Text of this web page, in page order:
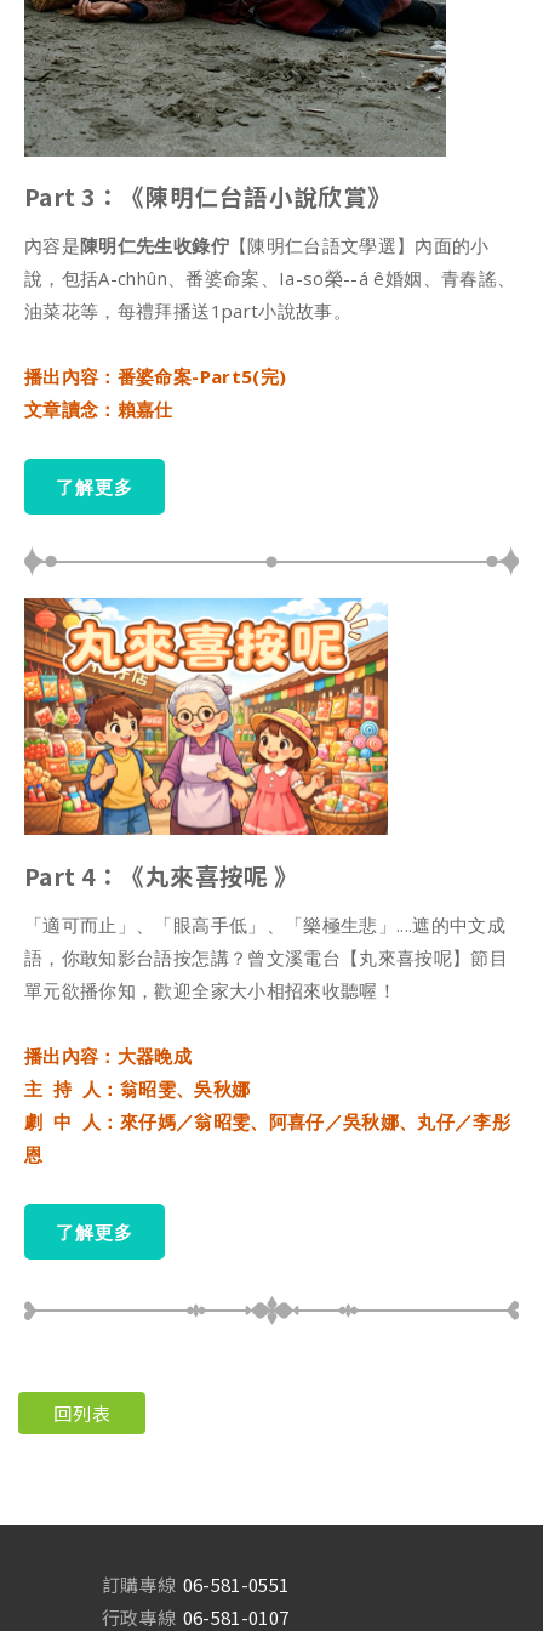
Part 3：《陳明仁台語小說欣賞》
內容是陳明仁先生收錄佇【陳明仁台語文學選】內面的小
說，包括A-chhûn、番婆命案、Ia-so榮--á ê婚姻、青春謠、
油菜花等，每禮拜播送1part小說故事。
播出內容：番婆命案-Part5(完)
文章讀念：賴嘉仕
了解更多
Part 4：《丸來喜按呢 》
「適可而止」、「眼高手低」、「樂極生悲」....遮的中文成
語，你敢知影台語按怎講？曾文溪電台【丸來喜按呢】節目
單元欲播你知，歡迎全家大小相招來收聽喔！
播出內容：大器晚成
主 持 人：翁昭雯、吳秋娜
劇 中 人：來仔媽／翁昭雯、阿喜仔／吳秋娜、丸仔／李彤
恩
了解更多
回列表
訂購專線 06-581-0551
行政專線 06-581-0107